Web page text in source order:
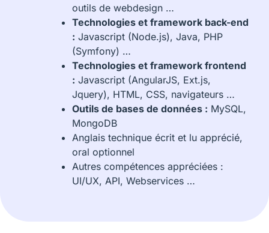
outils de webdesign …
Technologies et framework back-end
: Javascript (Node.js), Java, PHP
(Symfony) …
Technologies et framework frontend
: Javascript (AngularJS, Ext.js,
Jquery), HTML, CSS, navigateurs …
Outils de bases de données : MySQL,
MongoDB
Anglais technique écrit et lu apprécié,
oral optionnel
Autres compétences appréciées :
UI/UX, API, Webservices …